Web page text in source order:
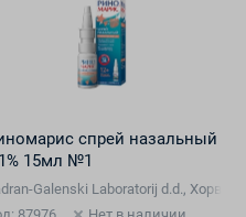
спрей назальный
15мл №1
Galenski Laboratorij d.d., Хорватия